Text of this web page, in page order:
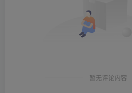
暂无评论内容